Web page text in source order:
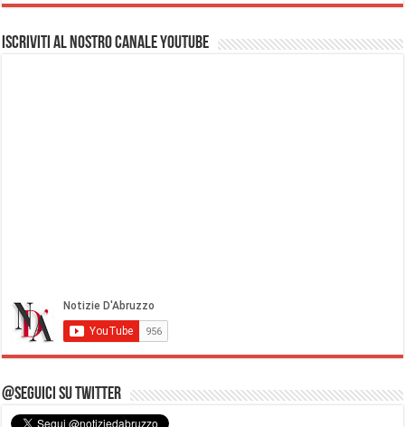
Iscriviti al nostro Canale Youtube
@Seguici su Twitter